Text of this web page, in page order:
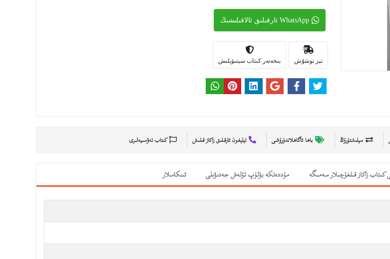
WhatsApp ئارقىلىق ئالاقىلىشىڭ
تېز توشۇش بىخەتەر كىتاب سېتىۋېلىش
سېلىشتۇرۇڭ باھا ئاگاھلاندۇرۇشى تېلېفون ئارقىلىق زاكاز قىلىش كىتاب تەۋسىيەلىرى
كىتاب زاكاز قىلغۇچىلار سەمىگە مۇددەتكە بۆلۈپ تۆلەش جەدىۋىلى ئىنكاسلار